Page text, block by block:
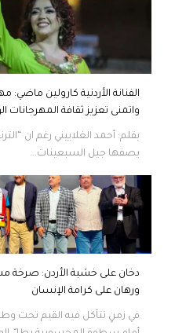
الفنانة الأردنية كارولين
واتمنى تعزيز ثقافة المهرجانات
بقلم: أحمد الغلاييني رغم ان
يصفها جيل السبعينات...
دخان على خشبة الأردن: صرخة
ورهان على كرامة الإنسان
في زمنٍ تتآكل فيه القيم تحت